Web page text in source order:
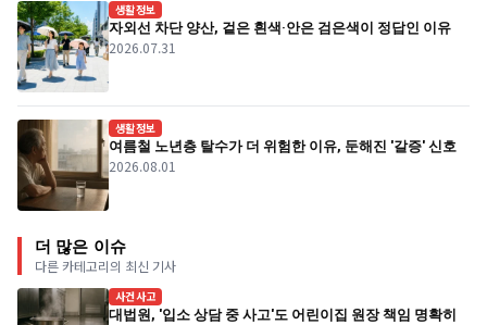
생활정보
자외선 차단 양산, 겉은 흰색·안은 검은색이 정답인 이유
2026.07.31
생활정보
여름철 노년층 탈수가 더 위험한 이유, 둔해진 '갈증' 신호
2026.08.01
더 많은 이슈
다른 카테고리의 최신 기사
사건사고
대법원, '입소 상담 중 사고'도 어린이집 원장 책임 명확히